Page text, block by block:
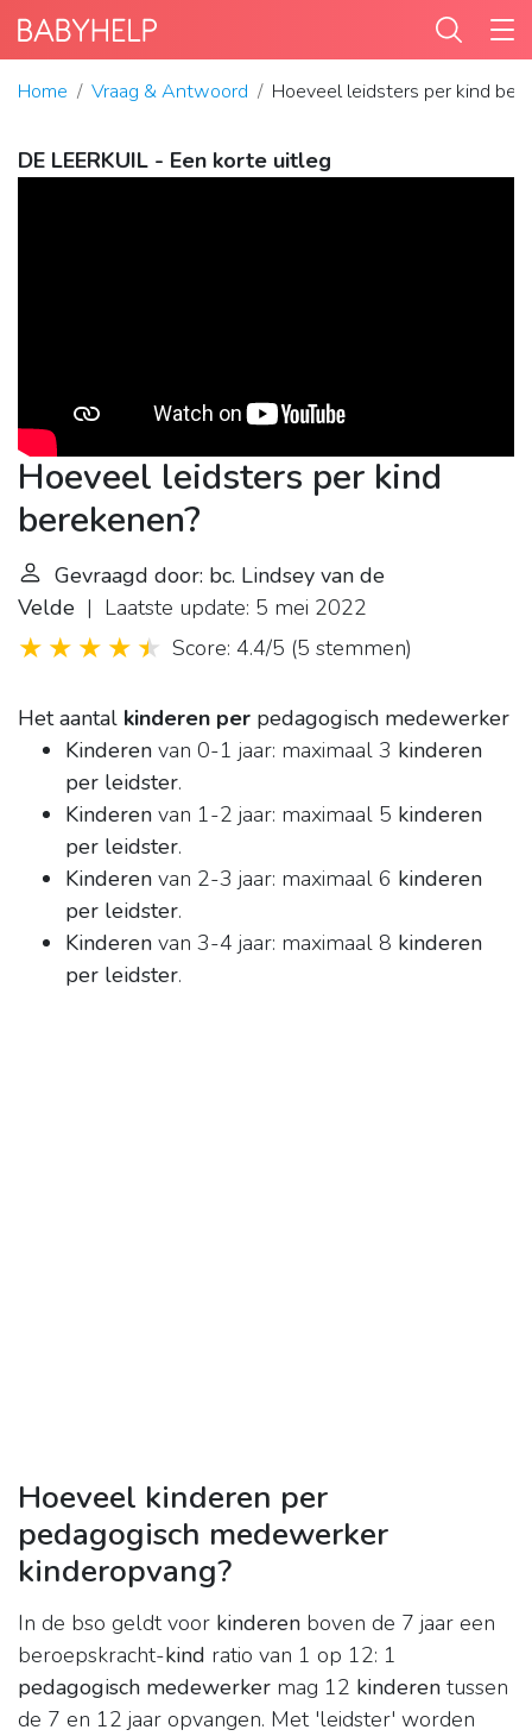
Home Vraag & Antwoord Hoeveel leidsters per kind
DE LEERKUIL - Een korte uitleg
Hoeveel leidsters per kind
berekenen?
Gevraagd door: bc. Lindsey van de
Velde | Laatste update: 5 mei 2022
Score: 4.4/5 (5 stemmen)
Het aantal kinderen per pedagogisch medewerker
Kinderen van 0-1 jaar: maximaal 3 kinderen
per leidster.
Kinderen van 1-2 jaar: maximaal 5 kinderen
per leidster.
Kinderen van 2-3 jaar: maximaal 6 kinderen
per leidster.
Kinderen van 3-4 jaar: maximaal 8 kinderen
per leidster.
Hoeveel kinderen per
pedagogisch medewerker
kinderopvang?
In de bso geldt voor kinderen boven de 7 jaar een
beroepskracht-kind ratio van 1 op 12: 1
pedagogisch medewerker mag 12 kinderen tussen
de 7 en 12 jaar opvangen. Met 'leidster' worden